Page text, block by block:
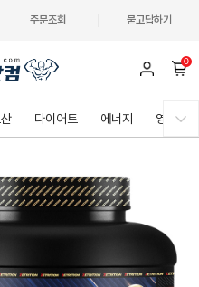
주문조회 묻고답하기
0
다이어트 에너지 영양제